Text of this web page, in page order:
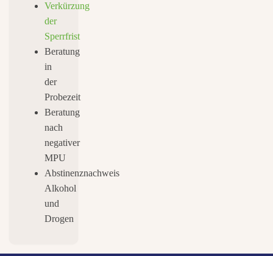
Verkürzung
der
Sperrfrist
Beratung
in
der
Probezeit
Beratung
nach
negativer
MPU
Abstinenznachweis
Alkohol
und
Drogen